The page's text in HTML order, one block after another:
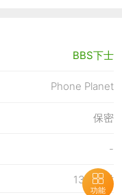
功能
BBS下士
Phone Planet
保密
-
136 小时